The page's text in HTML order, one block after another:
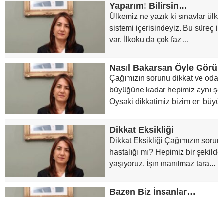
Yaparım! Bilirsin…
Ülkemiz ne yazık ki sınavlar
sistemi içerisindeyiz. Bu süreç
var. İlkokulda çok fazl...
Nasıl Bakarsan Öyle
Çağımızın sorunu dikkat ve
büyüğüne kadar hepimiz aynı
Oysaki dikkatimiz bizim en
Dikkat Eksikliği
Dikkat Eksikliği Çağımızın
hastalığı mı? Hepimiz bir
yaşıyoruz. İşin inanılmaz tara...
Bazen Biz İnsanlar…